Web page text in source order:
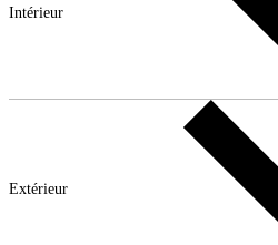
Intérieur
Extérieur